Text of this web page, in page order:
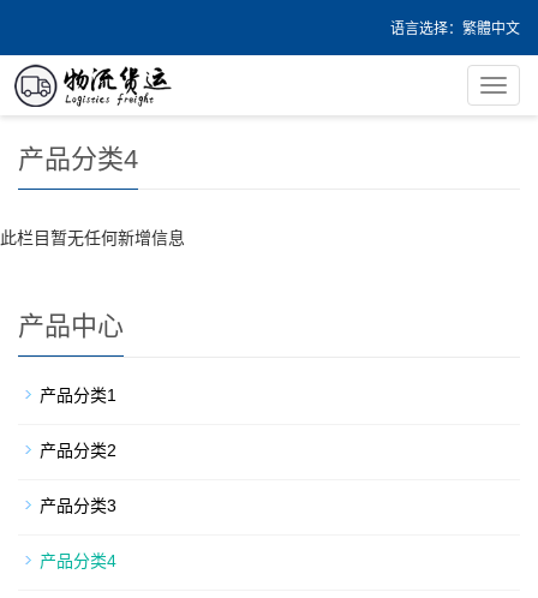
语言选择： 繁體中文
导
航
您的位置：首页>
产品分类4
此栏目暂无任何新增信息
产品中心
产品分类1
产品分类2
产品分类3
产品分类4